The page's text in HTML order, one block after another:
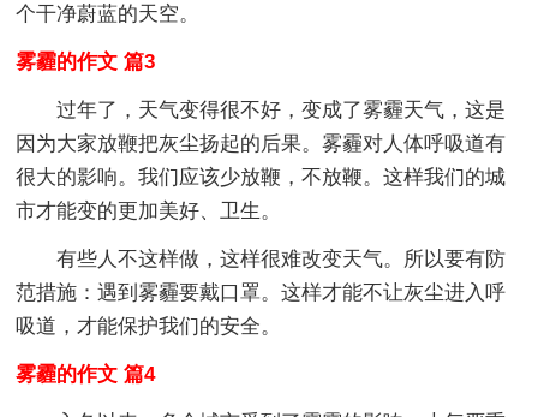
个干净蔚蓝的天空。
雾霾的作文 篇3
过年了，天气变得很不好，变成了雾霾天气，这是
因为大家放鞭把灰尘扬起的后果。雾霾对人体呼吸道有
很大的影响。我们应该少放鞭，不放鞭。这样我们的城
市才能变的更加美好、卫生。
有些人不这样做，这样很难改变天气。所以要有防
范措施：遇到雾霾要戴口罩。这样才能不让灰尘进入呼
吸道，才能保护我们的安全。
雾霾的作文 篇4